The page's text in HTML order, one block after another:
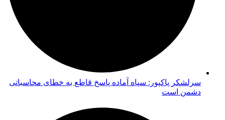
سرلشکر پاکپور: سپاه آماده پاسخ قاطع به خطای محاسباتی
دشمن است